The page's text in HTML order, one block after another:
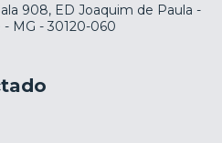
908, ED Joaquim de Paula -
MG - 30120-060